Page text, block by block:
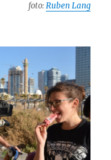
foto:Ruben Lang